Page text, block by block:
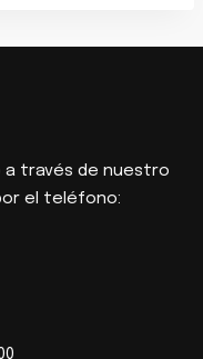
través de nuestro
el teléfono: